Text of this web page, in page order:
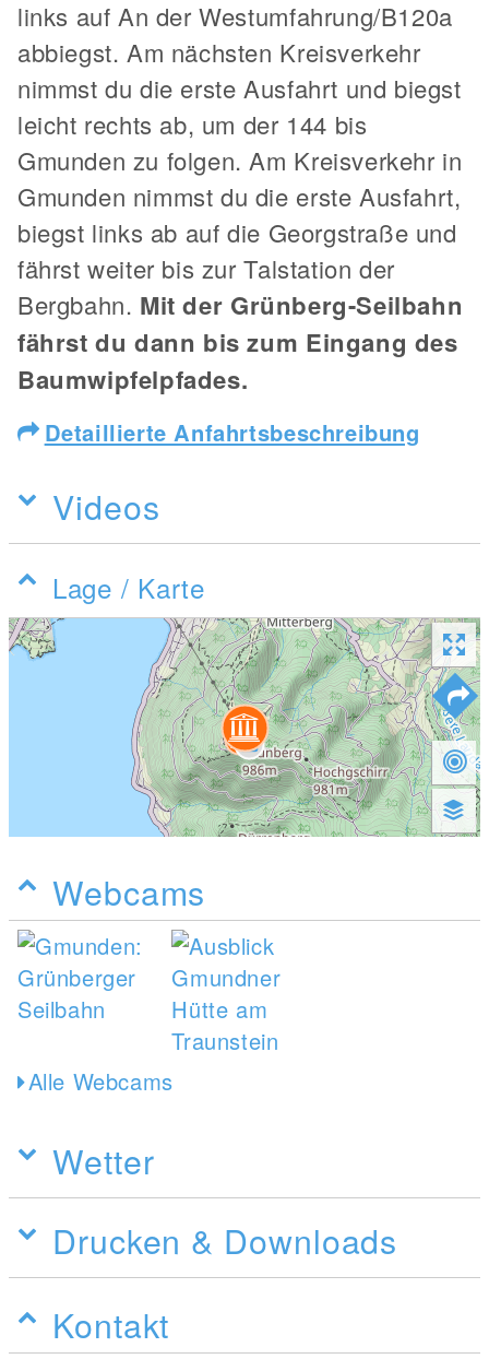
links auf An der Westumfahrung/B120a
abbiegst. Am nächsten Kreisverkehr
nimmst du die erste Ausfahrt und biegst
leicht rechts ab, um der 144 bis
Gmunden zu folgen. Am Kreisverkehr in
Gmunden nimmst du die erste Ausfahrt,
biegst links ab auf die Georgstraße und
fährst weiter bis zur Talstation der
Bergbahn. Mit der Grünberg-Seilbahn
fährst du dann bis zum Eingang des
Baumwipfelpfades.
Detaillierte Anfahrtsbeschreibung
Videos
Lage / Karte
Webcams
Alle Webcams
Wetter
Drucken & Downloads
Kontakt